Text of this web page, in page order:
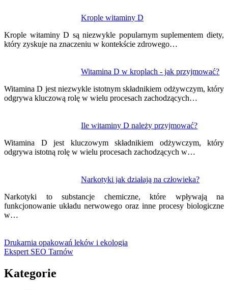
Krople witaminy D
Krople witaminy D są niezwykle popularnym suplementem diety,
który zyskuje na znaczeniu w kontekście zdrowego…
Witamina D w kroplach - jak przyjmować?
Witamina D jest niezwykle istotnym składnikiem odżywczym, który
odgrywa kluczową rolę w wielu procesach zachodzących…
Ile witaminy D należy przyjmować?
Witamina D jest kluczowym składnikiem odżywczym, który
odgrywa istotną rolę w wielu procesach zachodzących w…
Narkotyki jak działają na człowieka?
Narkotyki to substancje chemiczne, które wpływają na
funkcjonowanie układu nerwowego oraz inne procesy biologiczne
w…
Drukarnia opakowań leków i ekologia
Ekspert SEO Tarnów
Kategorie